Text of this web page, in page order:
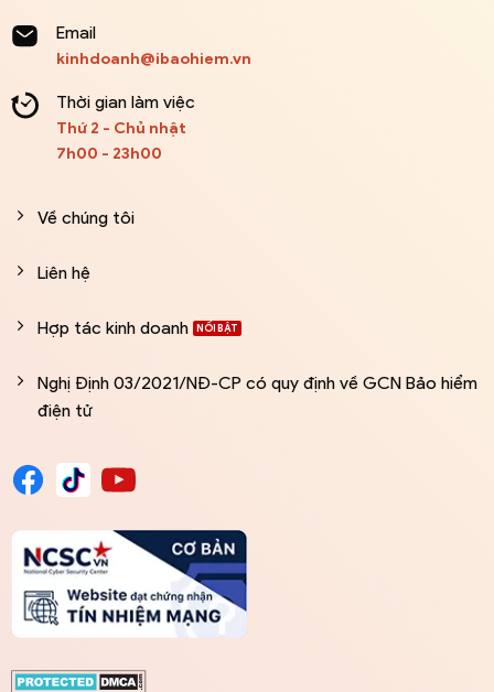
Email
kinhdoanh@ibaohiem.vn
Thời gian làm việc
Thứ 2 - Chủ nhật
7h00 - 23h00
Về chúng tôi
Liên hệ
Hợp tác kinh doanh
Nghị Định 03/2021/NĐ-CP có quy định về GCN Bảo hiểm
điện tử